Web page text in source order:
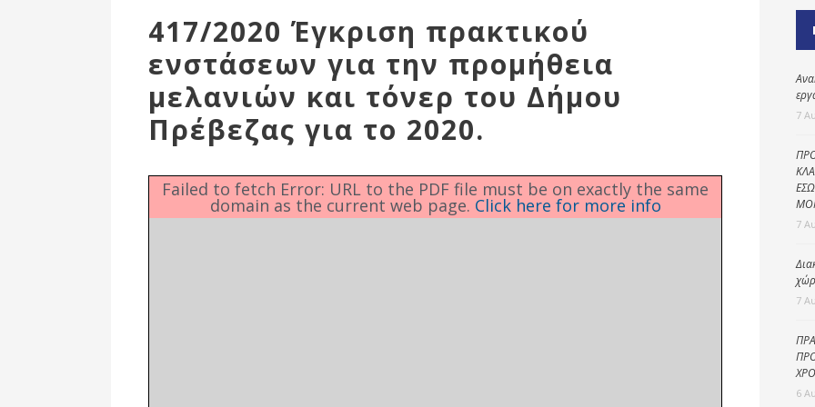
Δημοτικές
Ενότητες
προστασία
417/2020 Έγκριση πρακτικού
ενστάσεων για την προμήθεια
μελανιών και τόνερ του Δήμου
Πρέβεζας για το 2020.
Failed to fetch Error: URL to the PDF file must be on exactly the same
domain as the current web page. Click here for more info
7
7
7
6